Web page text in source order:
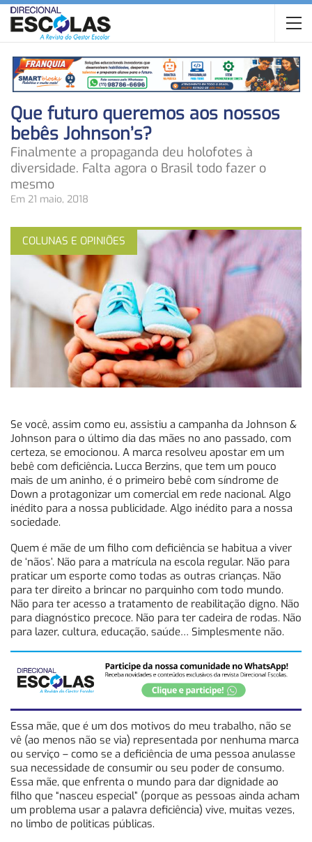
Que futuro queremos aos nossos
bebês Johnson’s?
Finalmente a propaganda deu holofotes à
diversidade. Falta agora o Brasil todo fazer o
mesmo
Em 21 maio, 2018
COLUNAS E OPINIÕES
Se você, assim como eu, assistiu a campanha da Johnson &
Johnson para o último dia das mães no ano passado, com
certeza, se emocionou. A marca resolveu apostar em um
bebê com deficiência. Lucca Berzins, que tem um pouco
mais de um aninho, é o primeiro bebê com síndrome de
Down a protagonizar um comercial em rede nacional. Algo
inédito para a nossa publicidade. Algo inédito para a nossa
sociedade.
Quem é mãe de um filho com deficiência se habitua a viver
de ‘nãos’. Não para a matrícula na escola regular. Não para
praticar um esporte como todas as outras crianças. Não
para ter direito a brincar no parquinho com todo mundo.
Não para ter acesso a tratamento de reabilitação digno. Não
para diagnóstico precoce. Não para ter cadeira de rodas. Não
para lazer, cultura, educação, saúde… Simplesmente não.
Essa mãe, que é um dos motivos do meu trabalho, não se
vê (ao menos não se via) representada por nenhuma marca
ou serviço – como se a deficiência de uma pessoa anulasse
sua necessidade de consumir ou seu poder de consumo.
Essa mãe, que enfrenta o mundo para dar dignidade ao
filho que “nasceu especial” (porque as pessoas ainda acham
um problema usar a palavra deficiência) vive, muitas vezes,
no limbo de politicas públicas.